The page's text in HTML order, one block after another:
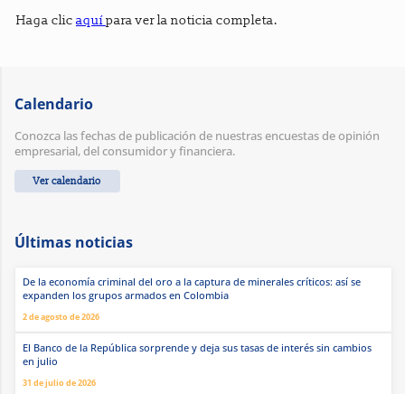
Haga clic aquípara ver la noticia completa.
Calendario
Conozca las fechas de publicación de nuestras encuestas de opinión
empresarial, del consumidor y financiera.
Ver calendario
Últimas noticias
De la economía criminal del oro a la captura de minerales críticos: así se
expanden los grupos armados en Colombia
2 de agosto de 2026
El Banco de la República sorprende y deja sus tasas de interés sin cambios
en julio
31 de julio de 2026